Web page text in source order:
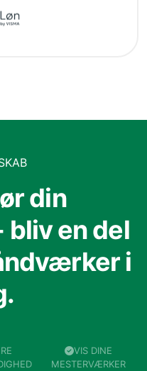
din
en del
i
VIS DINE
MESTERVÆRKER